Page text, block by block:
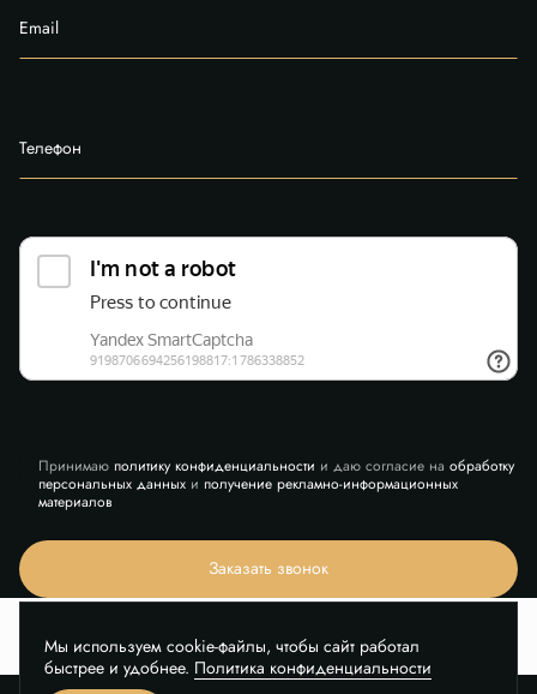
Email
Телефон
Принимаю политику конфиденциальности и даю согласие на обработку
персональных данныхи получение рекламно-информационных
материалов
Заказать звонок
Мы используем cookie-файлы, чтобы сайт работал
быстрее и удобнее. Политика конфиденциальности